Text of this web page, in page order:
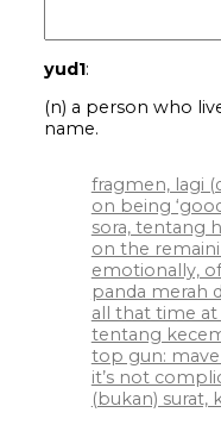
yud1:
(n) a person who
name.
fragmen, lagi
on being
sora, tentang
on the
emotionally,
panda merah
all that time
tentang
top gun:
it’s not
(bukan) surat,